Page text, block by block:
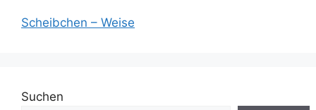
Scheibchen – Weise
Suchen